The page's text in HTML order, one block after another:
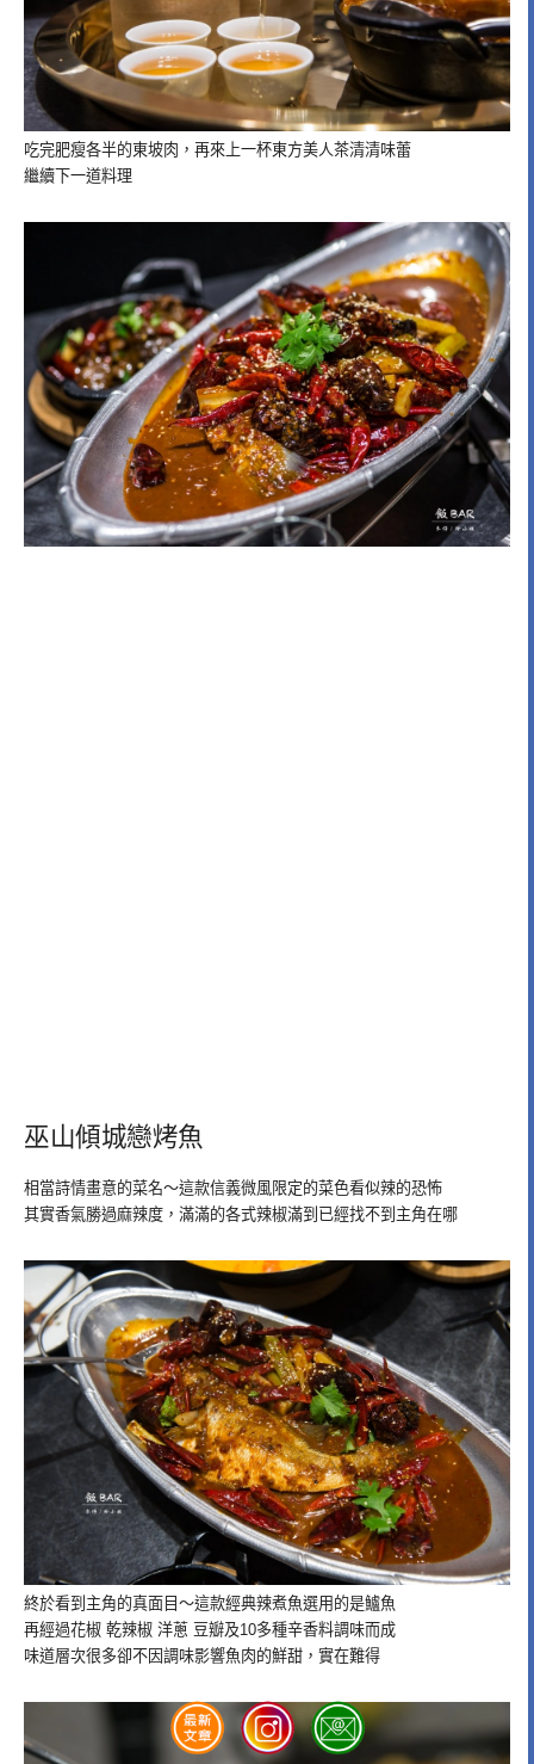
吃完肥瘦各半的東坡肉，再來上一杯東方美人茶清清味蕾
繼續下一道料理
巫山傾城戀烤魚
相當詩情畫意的菜名～這款信義微風限定的菜色看似辣的恐怖
其實香氣勝過麻辣度，滿滿的各式辣椒滿到已經找不到主角在哪
終於看到主角的真面目～這款經典辣煮魚選用的是鱸魚
再經過花椒 乾辣椒 洋蔥 豆瓣及10多種辛香料調味而成
味道層次很多卻不因調味影響魚肉的鮮甜，實在難得